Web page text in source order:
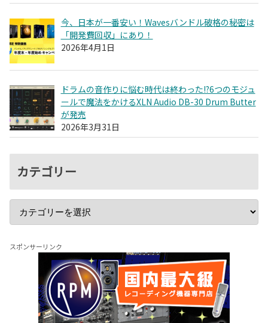
今、日本が一番安い！Wavesバンドル破格の秘密は
「開発費回収」にあり！
2026年4月1日
ドラムの音作りに悩む時代は終わった!?6つのモジュ
ールで魔法をかけるXLN Audio DB-30 Drum Butter
が発売
2026年3月31日
カテゴリー
スポンサーリンク